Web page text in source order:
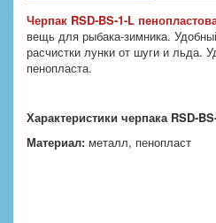
Черпак RSD-BS-1-L
вещь для рыбака-зимника.
расчистки лунки от шуги и льда.
пенопласта.
Характеристики черпака RSD-
Материал: металл, пенопласт